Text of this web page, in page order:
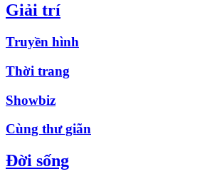
Giải trí
Truyền hình
Thời trang
Showbiz
Cùng thư giãn
Đời sống